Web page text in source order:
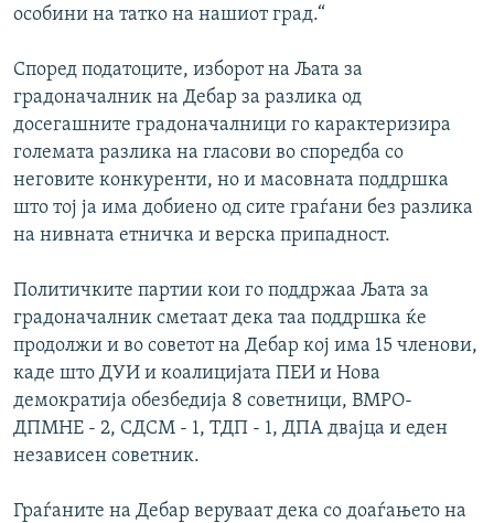
особини на татко на нашиот град.“
Според податоците, изборот на Љата за
градоначалник на Дебар за разлика од
досегашните градоначалници го карактеризира
големата разлика на гласови во споредба со
неговите конкуренти, но и масовната поддршка
што тој ја има добиено од сите граѓани без разлика
на нивната етничка и верска припадност.
Политичките партии кои го поддржаа Љата за
градоначалник сметаат дека таа поддршка ќе
продолжи и во советот на Дебар кој има 15 членови,
каде што ДУИ и коалицијата ПЕИ и Нова
демократија обезбедија 8 советници, ВМРО-
ДПМНЕ - 2, СДСМ - 1, ТДП - 1, ДПА двајца и еден
независен советник.
Граѓаните на Дебар веруваат дека со доаѓањето на